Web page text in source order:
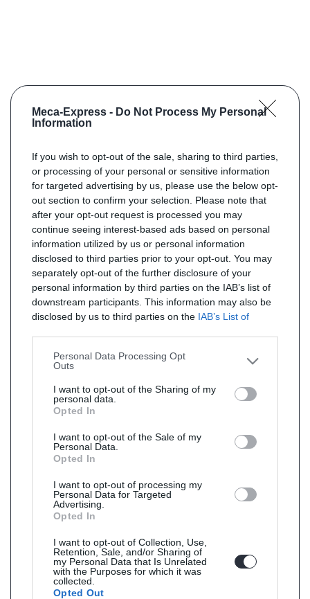
Meca-Express - Do Not Process My Personal
Information
If you wish to opt-out of the sale, sharing to third parties,
or processing of your personal or sensitive information
for targeted advertising by us, please use the below opt-
out section to confirm your selection. Please note that
after your opt-out request is processed you may
continue seeing interest-based ads based on personal
information utilized by us or personal information
disclosed to third parties prior to your opt-out. You may
separately opt-out of the further disclosure of your
personal information by third parties on the IAB’s list of
downstream participants. This information may also be
disclosed by us to third parties on the IAB’s List of
Personal Data Processing Opt
Outs
I want to opt-out of the Sharing of my
personal data.
Opted In
I want to opt-out of the Sale of my
Personal Data.
Opted In
I want to opt-out of processing my
Personal Data for Targeted
Advertising.
Opted In
I want to opt-out of Collection, Use,
Retention, Sale, and/or Sharing of
my Personal Data that Is Unrelated
with the Purposes for which it was
collected.
Opted Out